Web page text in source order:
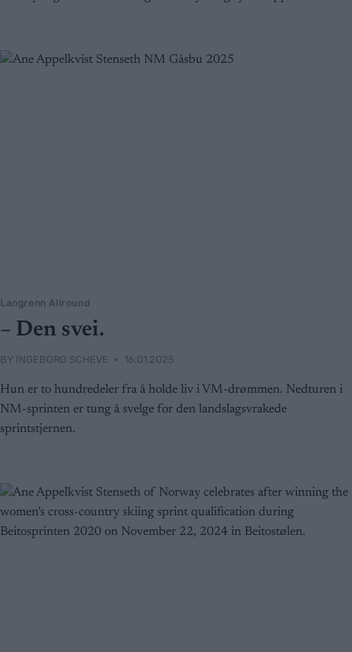
Langrenn Allround
– Den svei.
BY INGEBORG SCHEVE 16.01.2025
Hun er to hundredeler fra å holde liv i VM-drømmen. Nedturen i
NM-sprinten er tung å svelge for den landslagsvrakede
sprintstjernen.